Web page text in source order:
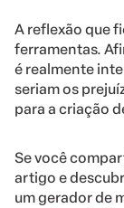
A reflexão que
ferramentas.
é realmente
seriam os
para a criação
Se você
artigo e
um gerador de